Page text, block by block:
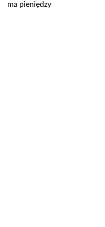
ma pieniędzy